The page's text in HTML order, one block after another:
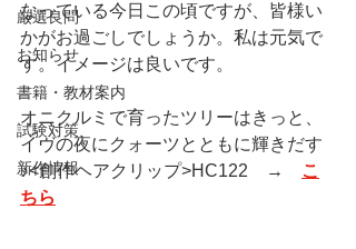
厳選良問
お知らせ
書籍・教材案内
試験対策
新作情報
なっている今日この頃ですが、皆様い
かがお過ごしでしょうか。私は元気で
す。イメージは良いです。
オニクルミで育ったツリーはきっと、
イヴの夜にクォーツとともに輝きだす
♪<創作ヘアクリップ>HC122　→
こ
ちら